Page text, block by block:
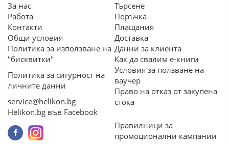
За нас
Работа
Контакти
Общи условия
Политика за използване на
"бисквитки"
Политика за сигурност на
личните данни
service@helikon.bg
Helikon.bg във Facebook
Търсене
Поръчка
Плащания
Доставка
Данни за клиента
Как да свалим е-книги
Условия за ползване на
ваучер
Право на отказ от закупена
стока
Правилници за
промоционални кампании